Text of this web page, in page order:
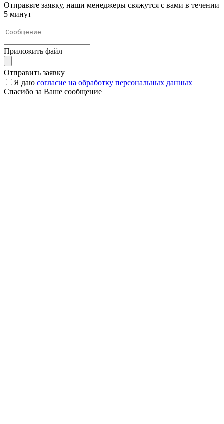
Отправьте заявку, наши менеджеры свяжутся с вами в течении
5 минут
Приложить файл
Отправить заявку
Я даю согласие на обработку персональных данных
Спасибо за Ваше сообщение